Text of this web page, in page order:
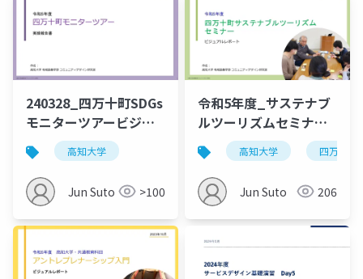
240328_四万十町SDGs
モニターツアービジュ
アルレポート
高知大学
Jun Suto >100
令和5年度_サステナブ
ルツーリズムセミナー_
ビジュアルレポート(公
開用)
高知大学 四万十町
Jun Suto 206